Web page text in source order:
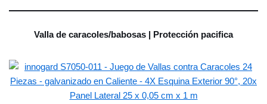
Valla de caracoles/babosas | Protección pacifica